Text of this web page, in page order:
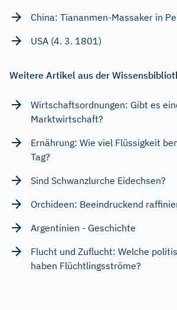
China: Tiananmen-Massaker in
USA (4. 3. 1801)
Weitere Artikel aus der
Wirtschaftsordnungen: Gibt es
Marktwirtschaft?
Ernährung: Wie viel Flüssigkeit
Tag?
Sind Schwanzlurche Eidechsen?
Orchideen: Beeindruckend
Argentinien - Geschichte
Flucht und Zuflucht: Welche
haben Flüchtlingsströme?